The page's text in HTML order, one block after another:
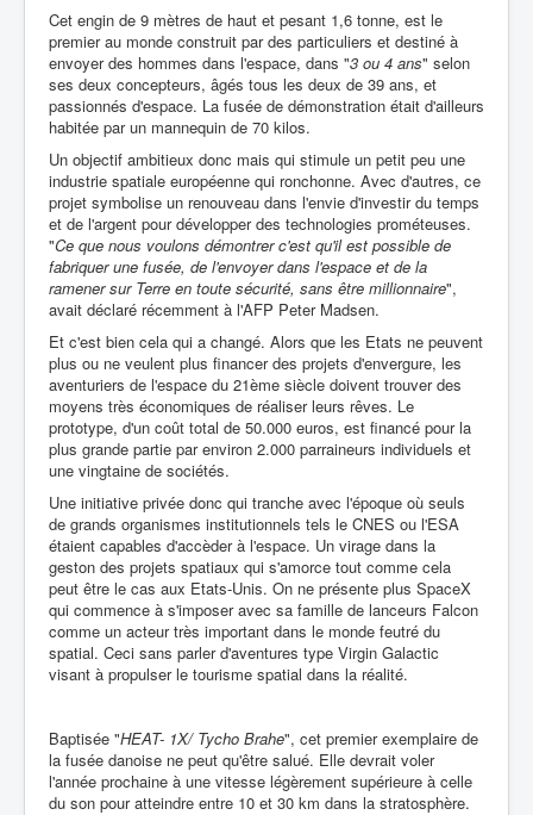
Cet engin de 9 mètres de haut et pesant 1,6 tonne, est le
premier au monde construit par des particuliers et destiné à
envoyer des hommes dans l'espace, dans "3 ou 4 ans" selon
ses deux concepteurs, âgés tous les deux de 39 ans, et
passionnés d'espace. La fusée de démonstration était d'ailleurs
habitée par un mannequin de 70 kilos.
Un objectif ambitieux donc mais qui stimule un petit peu une
industrie spatiale européenne qui ronchonne. Avec d'autres, ce
projet symbolise un renouveau dans l'envie d'investir du temps
et de l'argent pour développer des technologies prométeuses.
"Ce que nous voulons démontrer c'est qu'il est possible de
fabriquer une fusée, de l'envoyer dans l'espace et de la
ramener sur Terre en toute sécurité, sans être millionnaire",
avait déclaré récemment à l'AFP Peter Madsen.
Et c'est bien cela qui a changé. Alors que les Etats ne peuvent
plus ou ne veulent plus financer des projets d'envergure, les
aventuriers de l'espace du 21ème siècle doivent trouver des
moyens très économiques de réaliser leurs rêves. Le
prototype, d'un coût total de 50.000 euros, est financé pour la
plus grande partie par environ 2.000 parraineurs individuels et
une vingtaine de sociétés.
Une initiative privée donc qui tranche avec l'époque où seuls
de grands organismes institutionnels tels le CNES ou l'ESA
étaient capables d'accèder à l'espace. Un virage dans la
geston des projets spatiaux qui s'amorce tout comme cela
peut être le cas aux Etats-Unis. On ne présente plus SpaceX
qui commence à s'imposer avec sa famille de lanceurs Falcon
comme un acteur très important dans le monde feutré du
spatial. Ceci sans parler d'aventures type Virgin Galactic
visant à propulser le tourisme spatial dans la réalité.
Baptisée "HEAT- 1X/ Tycho Brahe", cet premier exemplaire de
la fusée danoise ne peut qu'être salué. Elle devrait voler
l'année prochaine à une vitesse légèrement supérieure à celle
du son pour atteindre entre 10 et 30 km dans la stratosphère.